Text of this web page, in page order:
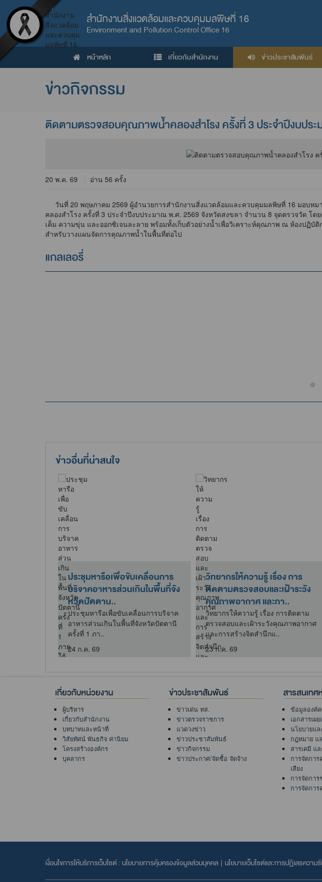
สำนักงานสิ่งแวดล้อมและควบคุมมลพิษที่ 16
Environment and Pollution Control Office 16
หน้าหลัก เกี่ยวกับสำนักงาน ข่าวประชาสัมพันธ์
ข่าวกิจกรรม
ติดตามตรวจสอบคุณภาพน้ำคลองสำโรง ครั้งที่ 3 ประจำปีงบปร
20 พ.ค. 69 อ่าน 56 ครั้ง
วันที่ 20 พฤษภาคม 2569 ผู้อำนวยการสำนักงานสิ่งแวดล้อมและควบคุมมลพิษที่ 16 มอบห
คลองสำโรง ครั้งที่ 3 ประจำปีงบประมาณ พ.ศ. 2569 จังหวัดสงขลา จำนวน 8 จุดตรวจวัด
เค็ม ความขุ่น และออกซิเจนละลาย พร้อมทั้งเก็บตัวอย่างน้ำเพื่อวิเคราะห์คุณภาพ ณ ห้องป
สำหรับวางแผนจัดการคุณภาพน้ำในพื้นที่ต่อไป
แกลเลอรี่
ข่าวอื่นที่น่าสนใจ
ประชุมหารือเพื่อขับเคลื่อนการ
บริจาคอาหารส่วนเกินในพื้นที่จัง
หวัดปัตตาน..
ประชุมหารือเพื่อขับเคลื่อนการบริจาค
อาหารส่วนเกินในพื้นที่จังหวัดปัตตานี
ครั้งที่ 1 ภา..
24 ก.ค. 69
วิทยากรให้ความรู้ เรื่อง การ
ติดตามตรวจสอบและเฝ้าระวัง
คุณภาพอากาศ และกา..
วิทยากรให้ความรู้ เรื่อง การติดตาม
ตรวจสอบและเฝ้าระวังคุณภาพอากาศ
และการสร้างจิตสำนึกแ..
23 ก.ค. 69
เกี่ยวกับหน่วยงาน
ผู้บริหาร
เกี่ยวกับสำนักงาน
บทบาทและหน้าที่
วิสัยทัศน์ พันธกิจ ค่านิยม
โครงสร้างองค์กร
บุคลากร
ข่าวประชาสัมพันธ์
ข่าวเด่น ทส.
ข่าวตรวจราชการ
แวดวงข่าว
ข่าวประชาสัมพันธ์
ข่าวกิจกรรม
ข่าวประกาศ/จัดซื้อ จัดจ้าง
สารสนเทศ
ข้อมูลองค์ค
เอกสารเผ
นโยบายแ
กฎหมาย แ
สารเคมี แ
การจัดกา
เสียง
การจัดกา
การจัดกา
เงื่อนไขการให้บริการเว็บไซต์ : นโยบายการคุ้มครองข้อมูลส่วนบุคคล | นโยบายเว็บไซต์และการปฏิเสธความ